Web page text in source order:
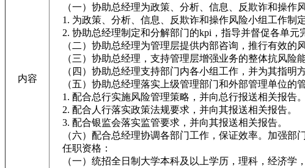
内容
（一）协助总经理为政策、分析、信息、反欺诈和操作
1. 为政策、分析、信息、反欺诈和操作风险小组工作制
2. 协助总经理制定和分解部门的kpi，指导并督促各单元
（二）协助总经理为管理层提供内部咨询，推行有效的风
（三）协助总经理，支持管理层增强业务的整体抗风险
（四）协助总经理支持部门内各小组工作，并为其指明方
（五）协助总经理落实上级管理部门和外部管理单位的管
1. 配合总行实施风险管理策略，并向总行报送相关报告。
2. 配合人行落实政策法规要求，并向其报送相关报告。
3. 配合银监会落实监管要求，并向其报送相关报告。
（六）配合总经理协调各部门工作，保证效率。加强部
任职资格：
（一）统招全日制大学本科及以上学历，理科，经济学